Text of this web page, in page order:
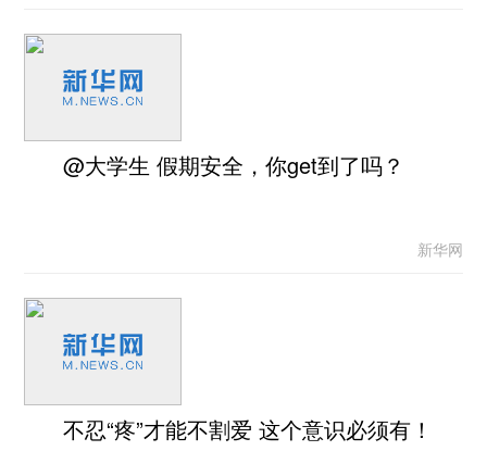
@大学生 假期安全，你get到了吗？
新华网
不忍“疼”才能不割爱 这个意识必须有！